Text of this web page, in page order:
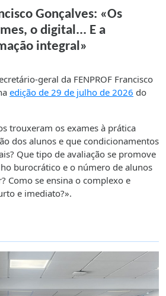
Gonçalves: «Os
o digital... E a
integral»
geral da FENPROF Francisco
edição de 29 de julho de 2026 do
trouxeram os exames à prática
dos alunos e que condicionamentos
Que tipo de avaliação se promove
burocrático e o número de alunos
Como se ensina o complexo e
e imediato?».